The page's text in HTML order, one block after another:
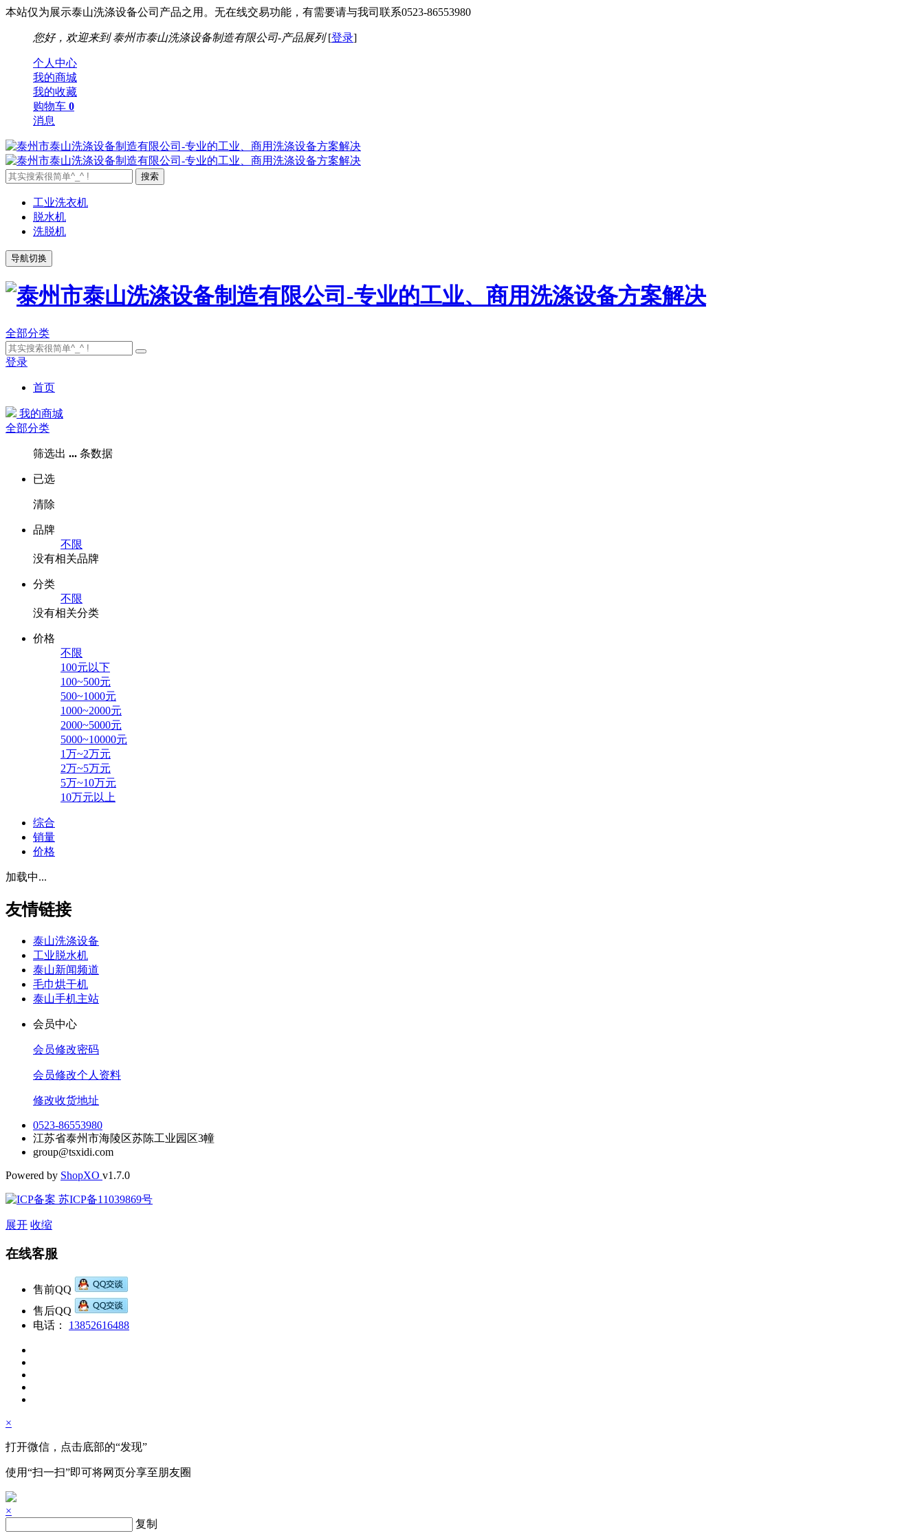
本站仅为展示泰山洗涤设备公司产品之用。无在线交易功能，有需要请与我司联系0523-86553980
您好，欢迎来到 泰州市泰山洗涤设备制造有限公司-产品展列[登录]
个人中心
我的商城
我的收藏
购物车 0
消息
工业洗衣机
脱水机
洗脱机
导航切换
全部分类
登录
首页
我的商城
全部分类
筛选出 ... 条数据
已选
清除
品牌
不限
没有相关品牌
分类
不限
没有相关分类
价格
不限
100元以下
100~500元
500~1000元
1000~2000元
2000~5000元
5000~10000元
1万~2万元
2万~5万元
5万~10万元
10万元以上
综合
销量
价格
加载中...
友情链接
泰山洗涤设备
工业脱水机
泰山新闻频道
毛巾烘干机
泰山手机主站
会员中心
会员修改密码
会员修改个人资料
修改收货地址
0523-86553980
江苏省泰州市海陵区苏陈工业园区3幢
group@tsxidi.com
Powered by ShopXO v1.7.0
苏ICP备11039869号
展开 收缩
在线客服
售前QQ
售后QQ
电话：
13852616488
×
打开微信，点击底部的“发现”
使用“扫一扫”即可将网页分享至朋友圈
×
复制